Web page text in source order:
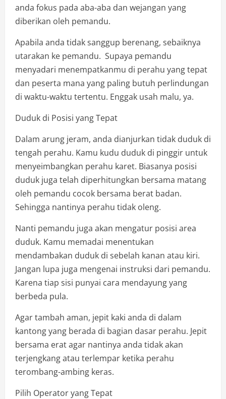
anda fokus pada aba-aba dan wejangan yang
diberikan oleh pemandu.
Apabila anda tidak sanggup berenang, sebaiknya
utarakan ke pemandu. Supaya pemandu
menyadari menempatkanmu di perahu yang tepat
dan peserta mana yang paling butuh perlindungan
di waktu-waktu tertentu. Enggak usah malu, ya.
Duduk di Posisi yang Tepat
Dalam arung jeram, anda dianjurkan tidak duduk di
tengah perahu. Kamu kudu duduk di pinggir untuk
menyeimbangkan perahu karet. Biasanya posisi
duduk juga telah diperhitungkan bersama matang
oleh pemandu cocok bersama berat badan.
Sehingga nantinya perahu tidak oleng.
Nanti pemandu juga akan mengatur posisi area
duduk. Kamu memadai menentukan
mendambakan duduk di sebelah kanan atau kiri.
Jangan lupa juga mengenai instruksi dari pemandu.
Karena tiap sisi punyai cara mendayung yang
berbeda pula.
Agar tambah aman, jepit kaki anda di dalam
kantong yang berada di bagian dasar perahu. Jepit
bersama erat agar nantinya anda tidak akan
terjengkang atau terlempar ketika perahu
terombang-ambing keras.
Pilih Operator yang Tepat